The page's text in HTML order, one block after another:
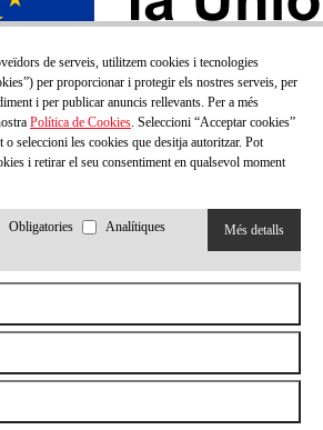
AL NOSTRE BUTLLETÍ!
de serveis, utilitzem cookies i tecnologies
per proporcionar i protegir els nostres serveis, per
i per publicar anuncis rellevants. Per a més
Política de Cookies. Seleccioni “Acceptar cookies”
o seleccioni les cookies que desitja autoritzar. Pot
i retirar el seu consentiment en qualsevol moment
Obligatories
Analítiques
Més detalls